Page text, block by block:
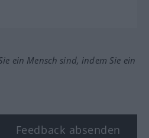
ein Mensch sind, indem Sie ein
Feedback absenden